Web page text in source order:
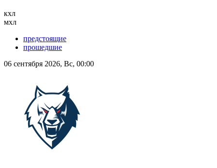
кхл
мхл
предстоящие
прошедшие
06 сентября 2026, Вс, 00:00